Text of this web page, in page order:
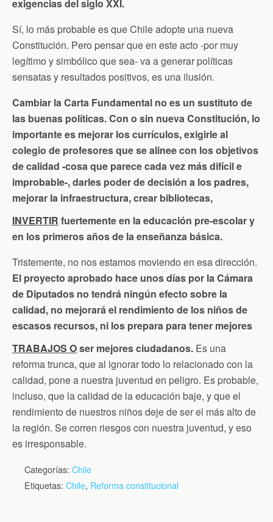
exigencias del siglo XXI.
Sí, lo más probable es que Chile adopte una nueva
Constitución. Pero pensar que en este acto -por muy
legítimo y simbólico que sea- va a generar políticas
sensatas y resultados positivos, es una ilusión.
Cambiar la Carta Fundamental no es un sustituto de
las buenas políticas. Con o sin nueva Constitución, lo
importante es mejorar los currículos, exigirle al
colegio de profesores que se alinee con los objetivos
de calidad -cosa que parece cada vez más difícil e
improbable-, darles poder de decisión a los padres,
mejorar la infraestructura, crear bibliotecas,
INVERTIR fuertemente en la educación pre-escolar y
en los primeros años de la enseñanza básica.
Tristemente, no nos estamos moviendo en esa dirección.
El proyecto aprobado hace unos días por la Cámara
de Diputados no tendrá ningún efecto sobre la
calidad, no mejorará el rendimiento de los niños de
escasos recursos, ni los prepara para tener mejores
TRABAJOS Oser mejores ciudadanos. Es una
reforma trunca, que al ignorar todo lo relacionado con la
calidad, pone a nuestra juventud en peligro. Es probable,
incluso, que la calidad de la educación baje, y que el
rendimiento de nuestros niños deje de ser el más alto de
la región. Se corren riesgos con nuestra juventud, y eso
es irresponsable.
Categorías: Chile
Etiquetas: Chile, Reforma constitucional